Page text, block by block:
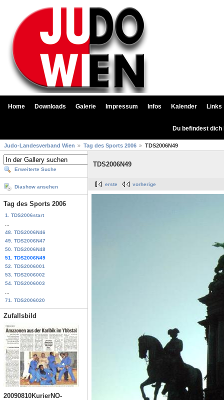
Home Downloads Galerie Impressum Infos Kalender Links
Du befindest
Judo-Landesverband Wien Tag des Sports 2006 TDS2006N49
Erweiterte Suche
Diashow ansehen
Tag des Sports 2006
1. TDS2006start
48. TDS2006N46
49. TDS2006N47
50. TDS2006N48
51. TDS2006N49
52. TDS2006001
53. TDS2006002
54. TDS2006003
71. TDS2006020
Zufallsbild
20090810KurierNO-
TDS2006N49
erste vorherige